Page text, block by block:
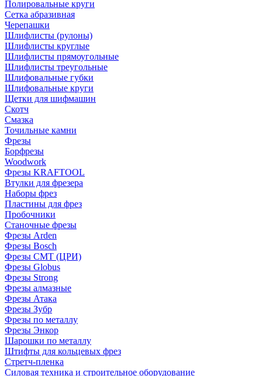
Полировальные круги
Сетка абразивная
Черепашки
Шлифлисты (рулоны)
Шлифлисты круглые
Шлифлисты прямоугольные
Шлифлисты треугольные
Шлифовальные губки
Шлифовальные круги
Щетки для шифмашин
Скотч
Смазка
Точильные камни
Фрезы
Борфрезы
Woodwork
Фрезы KRAFTOOL
Втулки для фрезера
Наборы фрез
Пластины для фрез
Пробочники
Станочные фрезы
Фрезы Arden
Фрезы Bosch
Фрезы CMT (ЦРИ)
Фрезы Globus
Фрезы Strong
Фрезы алмазные
Фрезы Атака
Фрезы Зубр
Фрезы по металлу
Фрезы Энкор
Шарошки по металлу
Штифты для кольцевых фрез
Стретч-пленка
Силовая техника и строительное оборудование